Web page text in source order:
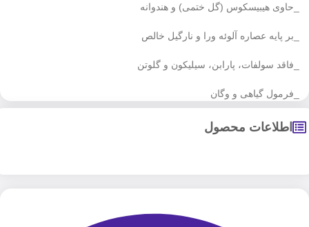
_حاوی هیبیسکوس (گل ختمی) و هندوانه
_بر پایه عصاره آلوئه ورا و نارگیل خالص
_فاقد سولفات، پارابن، سیلیکون و گلوتن
_فرمول گیاهی و وگان
اطلاعات محصول